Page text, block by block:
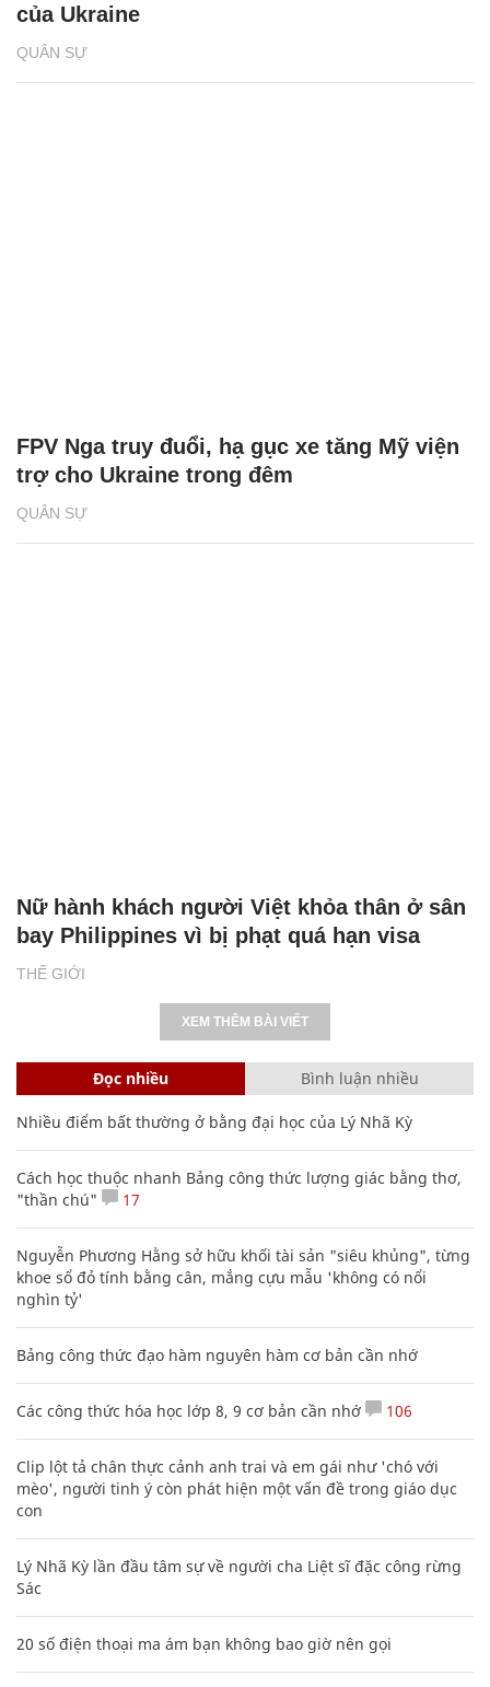
QUÂN SỰ
của Ukraine
QUÂN SỰ
FPV Nga truy đuổi, hạ gục xe tăng Mỹ viện
trợ cho Ukraine trong đêm
THẾ GIỚI
Nữ hành khách người Việt khỏa thân ở sân
bay Philippines vì bị phạt quá hạn visa
XEM THÊM BÀI VIẾT
Đọc nhiều Bình luận nhiều
Nhiều điểm bất thường ở bằng đại học của Lý Nhã Kỳ
Cách học thuộc nhanh Bảng công thức lượng giác bằng thơ,
"thần chú"
17
Nguyễn Phương Hằng sở hữu khối tài sản "siêu khủng", từng
khoe sổ đỏ tính bằng cân, mắng cựu mẫu 'không có nổi
nghìn tỷ'
Bảng công thức đạo hàm nguyên hàm cơ bản cần nhớ
Các công thức hóa học lớp 8, 9 cơ bản cần nhớ 106
Clip lột tả chân thực cảnh anh trai và em gái như 'chó với
mèo', người tinh ý còn phát hiện một vấn đề trong giáo dục
con
Lý Nhã Kỳ lần đầu tâm sự về người cha Liệt sĩ đặc công rừng
Sác
20 số điện thoại ma ám bạn không bao giờ nên gọi